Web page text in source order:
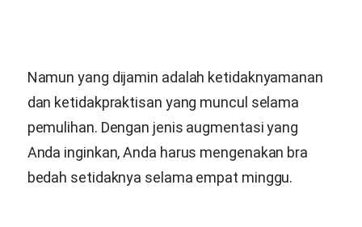
Namun yang dijamin adalah ketidaknyamanan
dan ketidakpraktisan yang muncul selama
pemulihan. Dengan jenis augmentasi yang
Anda inginkan, Anda harus mengenakan bra
bedah setidaknya selama empat minggu.